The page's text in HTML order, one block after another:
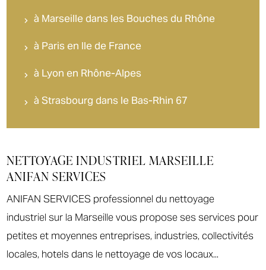
à Marseille dans les Bouches du Rhône
à Paris en Ile de France
à Lyon en Rhône-Alpes
à Strasbourg dans le Bas-Rhin 67
NETTOYAGE INDUSTRIEL MARSEILLE
ANIFAN SERVICES
ANIFAN SERVICES professionnel du nettoyage
industriel sur la Marseille vous propose ses services pour
petites et moyennes entreprises, industries, collectivités
locales, hotels dans le nettoyage de vos locaux...